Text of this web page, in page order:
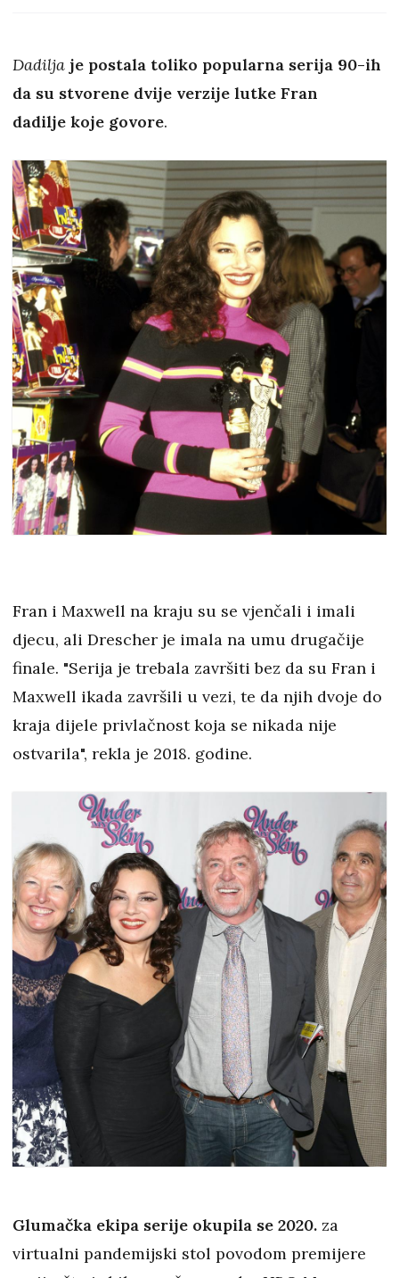
Dadilja je postala toliko popularna serija 90-ih
da su stvorene dvije verzije lutke Fran
dadilje koje govore.
Fran i Maxwell na kraju su se vjenčali i imali
djecu, ali Drescher je imala na umu drugačije
finale. "Serija je trebala završiti bez da su Fran i
Maxwell ikada završili u vezi, te da njih dvoje do
kraja dijele privlačnost koja se nikada nije
ostvarila", rekla je 2018. godine.
Glumačka ekipa serije okupila se 2020. za
virtualni pandemijski stol povodom premijere